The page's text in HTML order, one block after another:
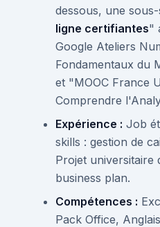
dessous, une
ligne certifiantes"
Google Ateliers
Fondamentaux du
et "MOOC France
Comprendre
Expérience : Job
skills : gestion de
Projet universitaire
business plan.
Compétences :
Pack Office,